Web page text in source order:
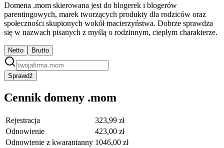
Domena .mom skierowana jest do blogerek i blogerów
parentingowych, marek tworzących produkty dla rodziców oraz
społeczności skupionych wokół macierzyństwa. Dobrze sprawdza
się w nazwach pisanych z myślą o rodzinnym, ciepłym charakterze.
Netto Brutto
Sprawdź
Cennik domeny .mom
Rejestracja
323,99 zł
Odnowienie
423,00 zł
Odnowienie z kwarantanny 1046,00 zł